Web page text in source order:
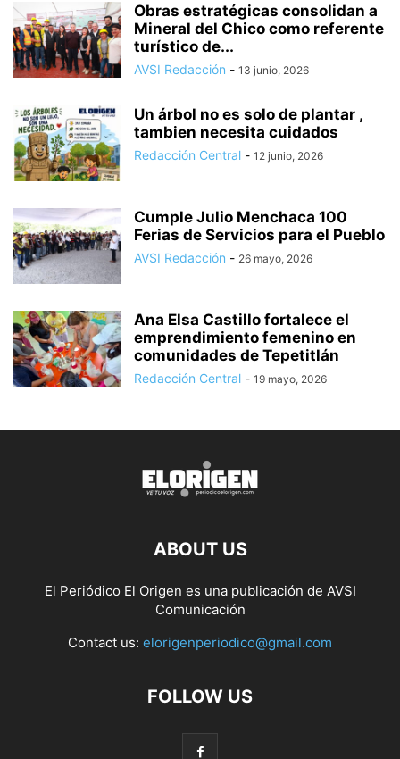
Obras estratégicas consolidan a
Mineral del Chico como referente
turístico de...
AVSI Redacción - 13 junio, 2026
Un árbol no es solo de plantar ,
tambien necesita cuidados
Redacción Central - 12 junio, 2026
Cumple Julio Menchaca 100
Ferias de Servicios para el Pueblo
AVSI Redacción - 26 mayo, 2026
Ana Elsa Castillo fortalece el
emprendimiento femenino en
comunidades de Tepetitlán
Redacción Central - 19 mayo, 2026
ABOUT US
El Periódico El Origen es una publicación de AVSI
Comunicación
Contact us: elorigenperiodico@gmail.com
FOLLOW US